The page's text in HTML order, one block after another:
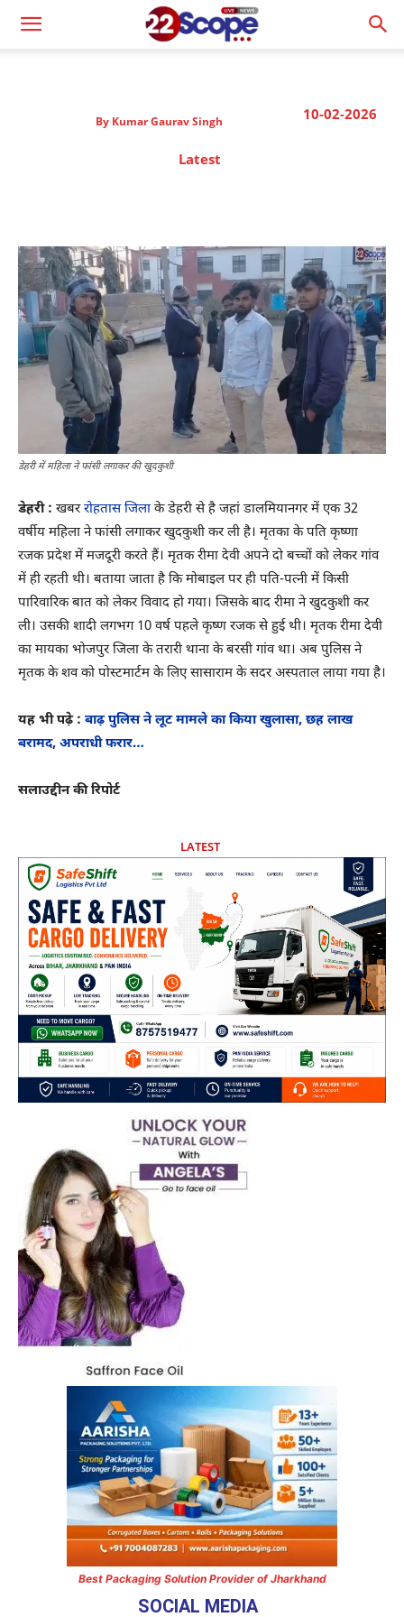
10-02-2026
By Kumar Gaurav Singh
Latest
डेहरी में महिला ने फांसी लगाकर की खुदकुशी
डेहरी : खबररोहतास जिलाके डेहरी से है जहां डालमियानगर में एक 32
वर्षीय महिला ने फांसी लगाकर खुदकुशी कर ली है। मृतका के पति कृष्णा
रजक प्रदेश में मजदूरी करते हैं। मृतक रीमा देवी अपने दो बच्चों को लेकर गांव
में ही रहती थी। बताया जाता है कि मोबाइल पर ही पति-पत्नी में किसी
पारिवारिक बात को लेकर विवाद हो गया। जिसके बाद रीमा ने खुदकुशी कर
ली। उसकी शादी लगभग 10 वर्ष पहले कृष्ण रजक से हुई थी। मृतक रीमा देवी
का मायका भोजपुर जिला के तरारी थाना के बरसी गांव था। अब पुलिस ने
मृतक के शव को पोस्टमार्टम के लिए सासाराम के सदर अस्पताल लाया गया है।
यह भी पढ़े : बाढ़ पुलिस ने लूट मामले का किया खुलासा, छह लाख
बरामद, अपराधी फरार…
सलाउद्दीन की रिपोर्ट
LATEST
Best Packaging Solution Provider of Jharkhand
SOCIAL MEDIA